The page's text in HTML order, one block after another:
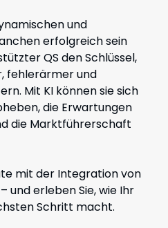
und
erfolgreich sein
QS den Schlüssel,
fehlerärmer und
Mit KI können sie sich
die Erwartungen
die Marktführerschaft
mit der Integration von
und erleben Sie, wie Ihr
Schritt macht.